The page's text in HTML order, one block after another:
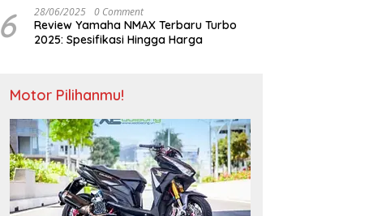
6 28/06/2025 0 Comment
Review Yamaha NMAX Terbaru Turbo
2025: Spesifikasi Hingga Harga
Motor Pilihanmu!